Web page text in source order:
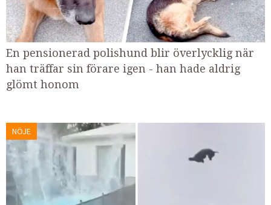
En pensionerad polishund blir överlycklig när
han träffar sin förare igen - han hade aldrig
glömt honom
NÖJE